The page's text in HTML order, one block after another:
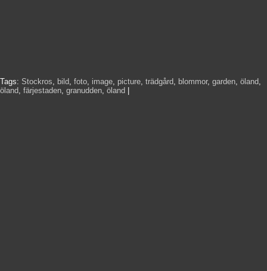
Tags: Stockros, bild, foto, image, picture, trädgård, blommor, garden, öland,
öland, färjestaden, granudden, öland